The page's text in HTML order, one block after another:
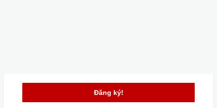
Đăng ký!